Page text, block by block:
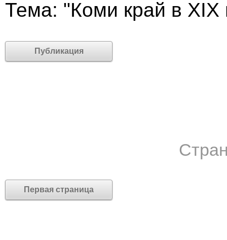
Тема: "Коми край в XIX
Публикация
Первая страница